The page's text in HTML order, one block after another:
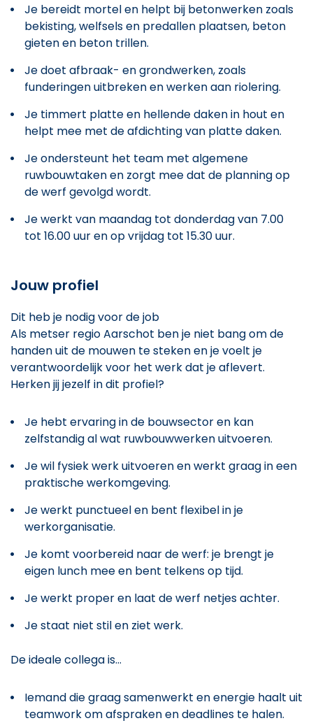
Je bereidt mortel en helpt bij betonwerken zoals
bekisting, welfsels en predallen plaatsen, beton
gieten en beton trillen.
Je doet afbraak- en grondwerken, zoals
funderingen uitbreken en werken aan riolering.
Je timmert platte en hellende daken in hout en
helpt mee met de afdichting van platte daken.
Je ondersteunt het team met algemene
ruwbouwtaken en zorgt mee dat de planning op
de werf gevolgd wordt.
Je werkt van maandag tot donderdag van 7.00
tot 16.00 uur en op vrijdag tot 15.30 uur.
Jouw profiel
Dit heb je nodig voor de job
Als metser regio Aarschot ben je niet bang om de
handen uit de mouwen te steken en je voelt je
verantwoordelijk voor het werk dat je aflevert.
Herken jij jezelf in dit profiel?
Je hebt ervaring in de bouwsector en kan
zelfstandig al wat ruwbouwwerken uitvoeren.
Je wil fysiek werk uitvoeren en werkt graag in een
praktische werkomgeving.
Je werkt punctueel en bent flexibel in je
werkorganisatie.
Je komt voorbereid naar de werf: je brengt je
eigen lunch mee en bent telkens op tijd.
Je werkt proper en laat de werf netjes achter.
Je staat niet stil en ziet werk.
De ideale collega is...
Iemand die graag samenwerkt en energie haalt uit
teamwork om afspraken en deadlines te halen.